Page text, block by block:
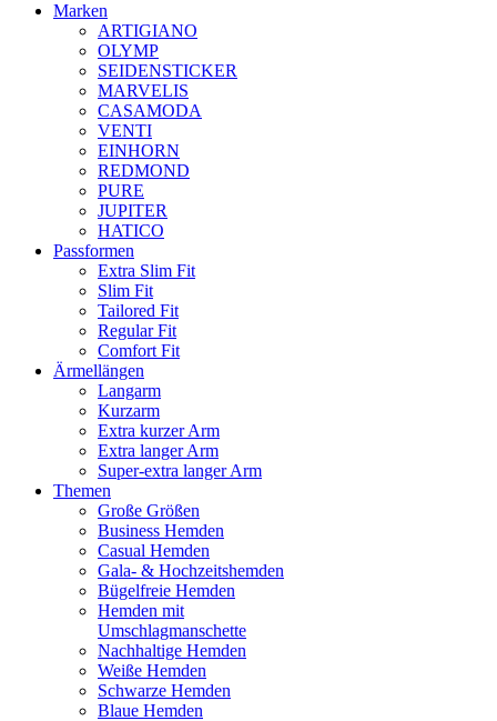
Marken
ARTIGIANO
OLYMP
SEIDENSTICKER
MARVELIS
CASAMODA
VENTI
EINHORN
REDMOND
PURE
JUPITER
HATICO
Passformen
Extra Slim Fit
Slim Fit
Tailored Fit
Regular Fit
Comfort Fit
Ärmellängen
Langarm
Kurzarm
Extra kurzer Arm
Extra langer Arm
Super-extra langer Arm
Themen
Große Größen
Business Hemden
Casual Hemden
Gala- & Hochzeitshemden
Bügelfreie Hemden
Hemden mit
Umschlagmanschette
Nachhaltige Hemden
Weiße Hemden
Schwarze Hemden
Blaue Hemden